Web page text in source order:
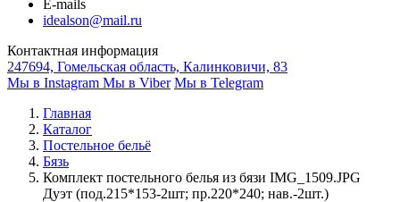
E-mails
idealson@mail.ru
Контактная информация
247694, Гомельская область, Калинковичи, 83
Мы в Instagram Мы в Viber Мы в Telegram
Главная
Каталог
Постельное бельё
Бязь
Комплект постельного белья из бязи IMG_1509.JPG
Дуэт (под.215*153-2шт; пр.220*240; нав.-2шт.)